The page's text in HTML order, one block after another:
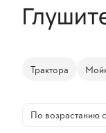
Трактора
По возрастанию